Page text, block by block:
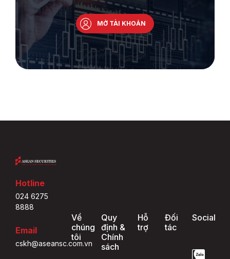
MỞ TÀI KHOẢN
Hotline
024 6275
8888
Email
cskh@aseansc.com.vn
Về
chúng
tôi
Quy
định &
Chính
sách
Hỗ
trợ
Đối
tác
Social